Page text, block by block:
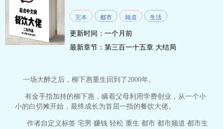
完本 都市 频道 生活
更新时间：一个月前
最新章节： 第三百一十五章 大结局
一场大醉之后，柳下惠重生回到了2000年。
有金手指加持的柳下惠，瞒着父母利用学费创业，从一个小
小的白切摊开始，最终成长为首屈一指的餐饮大佬。
作者自定义标签 宅男 赚钱 轻松 重生 都市 都市频道 都市生